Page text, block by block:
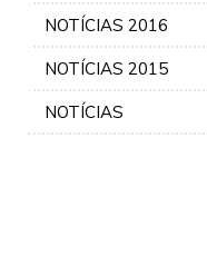
NOTÍCIAS 2016
NOTÍCIAS 2015
NOTÍCIAS